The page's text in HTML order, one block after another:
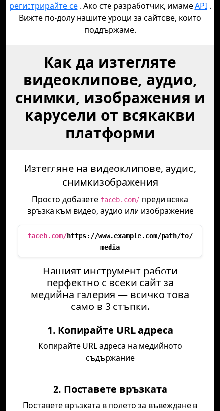
регистрирайте се. Ако сте разработчик, имамеAPI.
Вижте по-долу нашите уроци за сайтове, които
поддържаме.
Как да изтегляте
видеоклипове, аудио,
снимки, изображения и
карусели от всякакви
платформи
Изтегляне на видеоклипове, аудио,
снимкизображения
Просто добавете faceb.com/ преди всяка
връзка към видео, аудио или изображение
faceb.com/https://www.example.com/path/to/
media
Нашият инструмент работи
перфектно с всеки сайт за
медийна галерия — всичко това
само в 3 стъпки.
1. Копирайте URL адреса
Копирайте URL адреса на медийното
съдържание
2. Поставете връзката
Поставете връзката в полето за въвеждане в